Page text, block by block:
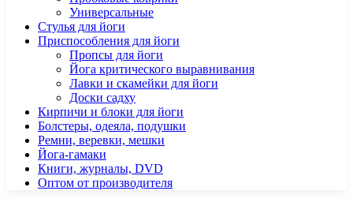
Универсальные
Стулья для йоги
Приспособления для йоги
Пропсы для йоги
Йога критического выравнивания
Лавки и скамейки для йоги
Доски садху
Кирпичи и блоки для йоги
Болстеры, одеяла, подушки
Ремни, веревки, мешки
Йога-гамаки
Книги, журналы, DVD
Оптом от производителя